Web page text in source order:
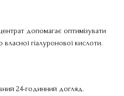
допомагає оптимізувати
гіалуронової кислоти.
24-годинний догляд.